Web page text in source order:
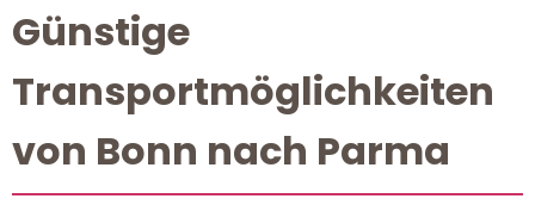
Günstige
Transportmöglichkeiten
von Bonn nach Parma